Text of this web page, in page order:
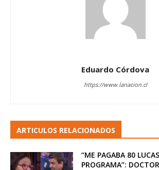
Eduardo Córdova
https://www.lanacion.cl
ARTICULOS RELACIONADOS
“ME PAGABA 80
PROGRAMA”: